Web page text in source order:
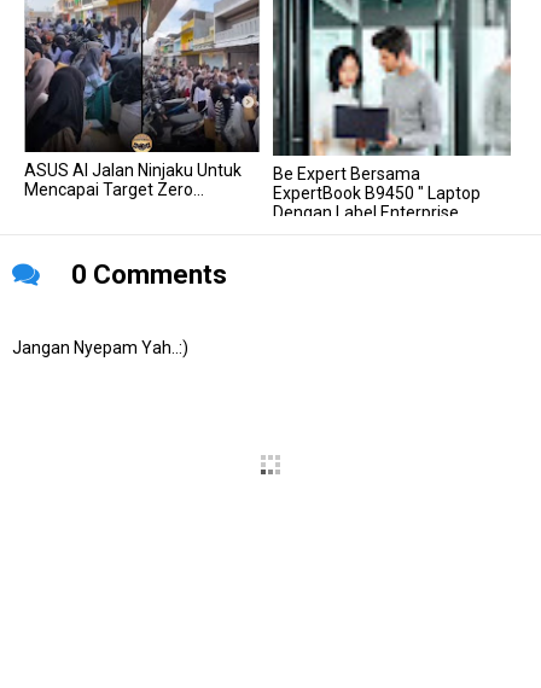
ASUS AI Jalan Ninjaku Untuk
Mencapai Target Zero...
Be Expert Bersama
ExpertBook B9450 " Laptop
Dengan Label Enterprise
0 Comments
Jangan Nyepam Yah..:)